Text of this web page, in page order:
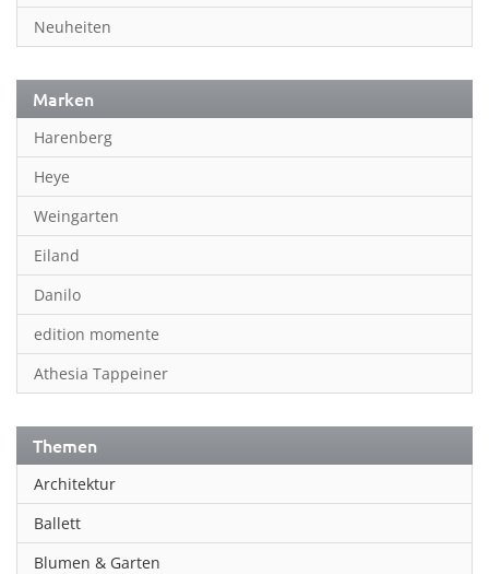
Neuheiten
Marken
Harenberg
Heye
Weingarten
Eiland
Danilo
edition momente
Athesia Tappeiner
Themen
Architektur
Ballett
Blumen & Garten